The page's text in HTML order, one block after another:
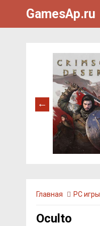
GamesAp.ru
Главная PC игры
Oculto